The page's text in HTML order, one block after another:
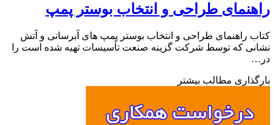
طراحی و انتخاب بوستر پمپ
راهنمای طراحی و انتخاب بوستر پمپ های آبرسانی و آتش
که توسط شرکت گزینه صنعت تأسیسات تهیه شده است را
مطالب بیشتر